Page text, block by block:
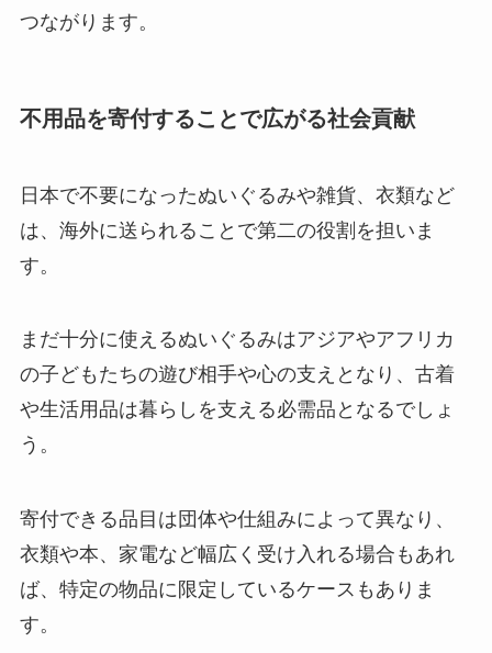
つながります。
不用品を寄付することで広がる社会貢献
日本で不要になったぬいぐるみや雑貨、衣類など
は、海外に送られることで第二の役割を担いま
す。
まだ十分に使えるぬいぐるみはアジアやアフリカ
の子どもたちの遊び相手や心の支えとなり、古着
や生活用品は暮らしを支える必需品となるでしょ
う。
寄付できる品目は団体や仕組みによって異なり、
衣類や本、家電など幅広く受け入れる場合もあれ
ば、特定の物品に限定しているケースもありま
す。